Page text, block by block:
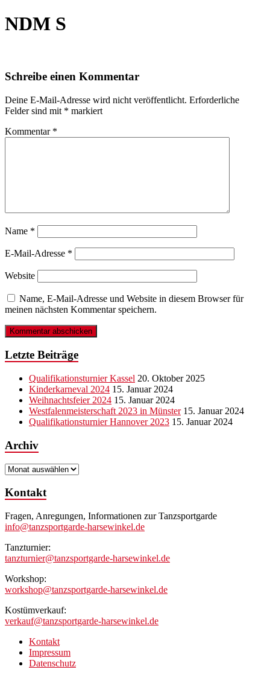
NDM S
Schreibe einen Kommentar
Deine E-Mail-Adresse wird nicht veröffentlicht. Erforderliche
Felder sind mit * markiert
Kommentar *
Name *
E-Mail-Adresse *
Website
Name, E-Mail-Adresse und Website in diesem Browser für
meinen nächsten Kommentar speichern.
Letzte Beiträge
Qualifikationsturnier Kassel 20. Oktober 2025
Kinderkarneval 2024 15. Januar 2024
Weihnachtsfeier 2024 15. Januar 2024
Westfalenmeisterschaft 2023 in Münster 15. Januar 2024
Qualifikationsturnier Hannover 2023 15. Januar 2024
Archiv
Archiv
Kontakt
Fragen, Anregungen, Informationen zur Tanzsportgarde
info@tanzsportgarde-harsewinkel.de
Tanzturnier:
tanzturnier@tanzsportgarde-harsewinkel.de
Workshop:
workshop@tanzsportgarde-harsewinkel.de
Kostümverkauf:
verkauf@tanzsportgarde-harsewinkel.de
Kontakt
Impressum
Datenschutz